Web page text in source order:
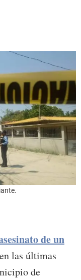
de un
las últimas
de